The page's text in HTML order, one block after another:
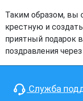
Таким образом, вы
крестную и
приятный подарок
поздравления
Служба